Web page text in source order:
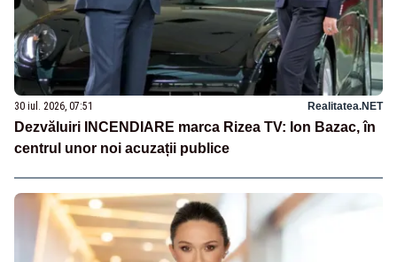
30 iul. 2026, 07:51 Realitatea.NET
Dezvăluiri INCENDIARE marca Rizea TV: Ion Bazac, în
centrul unor noi acuzații publice